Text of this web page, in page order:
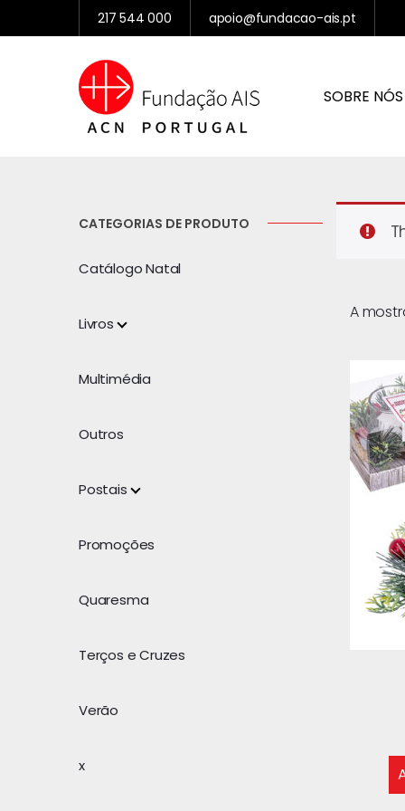
217 544 000 apoio@fundacao-ais.pt
SOBRE NÓS
A
CATEGORIAS DE PRODUTO
Catálogo Natal
Livros
Multimédia
Outros
Postais
Promoções
Quaresma
Terços e Cruzes
Verão
x